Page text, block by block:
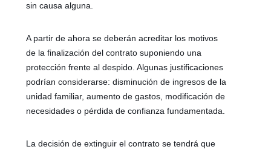
sin causa alguna.
A partir de ahora se deberán acreditar los motivos
de la finalización del contrato suponiendo una
protección frente al despido. Algunas justificaciones
podrían considerarse: disminución de ingresos de la
unidad familiar, aumento de gastos, modificación de
necesidades o pérdida de confianza fundamentada.
La decisión de extinguir el contrato se tendrá que